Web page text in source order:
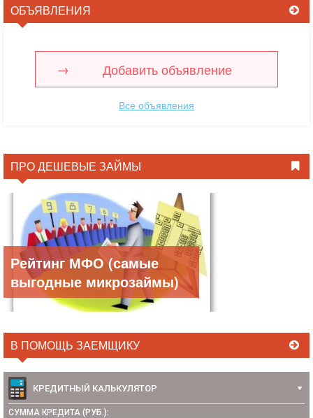
ОБЪЯВЛЕНИЯ
Добавить объявление
Все объявления
ПРО ДЕШЕВЫЕ ЗАЙМЫ
Рейтинг МФО (самые
выгодные микрозаймы)
В ПОМОЩЬ ЗАЕМЩИКУ
КРЕДИТНЫЙ КАЛЬКУЛЯТОР
СУММА КРЕДИТА (РУБ.):